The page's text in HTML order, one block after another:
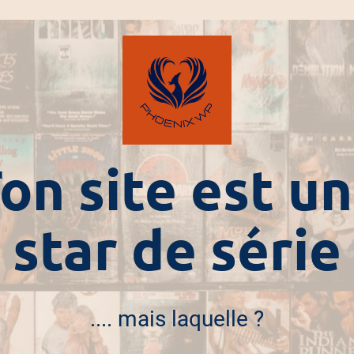
site est
star de série
.... mais laquelle ?